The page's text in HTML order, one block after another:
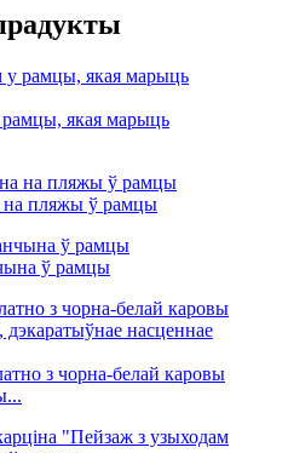
якая марыць
на пляжы ў рамцы
ў рамцы
з чорна-белай каровы